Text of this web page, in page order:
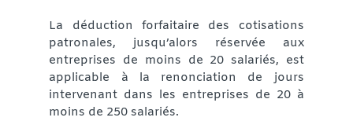
La déduction forfaitaire des cotisations
patronales, jusqu’alors réservée aux
entreprises de moins de 20 salariés, est
applicable à la renonciation de jours
intervenant dans les entreprises de 20 à
moins de 250 salariés.